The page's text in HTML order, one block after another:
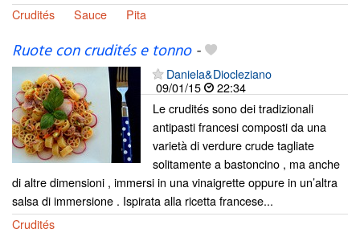
Crudités
Sauce Pita
Ruote con crudités e tonno-
Daniela&Diocleziano
09/01/15
22:34
Le crudités sono dei tradizionali
antipasti francesi composti da una
varietà di verdure crude tagliate
solitamente a bastoncino , ma anche
di altre dimensioni , immersi in una vinaigrette oppure in un’altra
salsa di immersione . Ispirata alla ricetta francese...
Crudités